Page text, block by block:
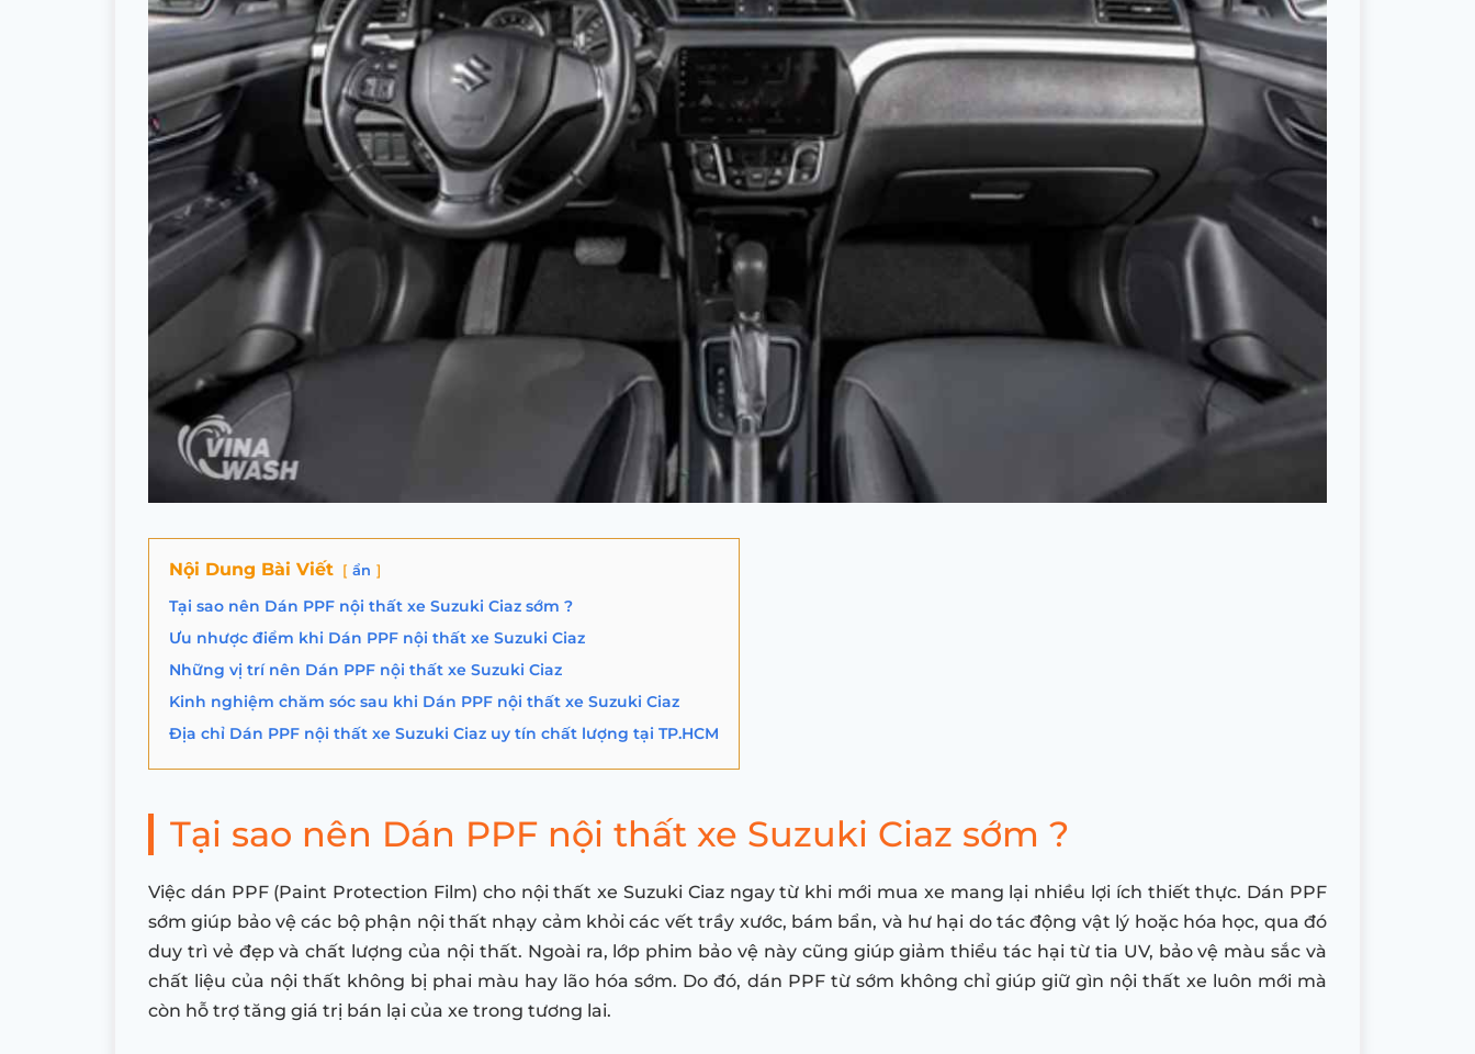
Nội Dung Bài Viết ẩn
Tại sao nên Dán PPF nội thất xe Suzuki Ciaz sớm ?
Ưu nhược điểm khi Dán PPF nội thất xe Suzuki Ciaz
Những vị trí nên Dán PPF nội thất xe Suzuki Ciaz
Kinh nghiệm chăm sóc sau khi Dán PPF nội thất xe Suzuki Ciaz
Địa chỉ Dán PPF nội thất xe Suzuki Ciaz uy tín chất lượng tại TP.HCM
Tại sao nên Dán PPF nội thất xe Suzuki Ciaz sớm ?
Việc dán PPF (Paint Protection Film) cho nội thất xe Suzuki Ciaz ngay từ khi mới mua xe mang lại nhiều lợi ích thiết thực. Dán PPF
sớm giúp bảo vệ các bộ phận nội thất nhạy cảm khỏi các vết trầy xước, bám bẩn, và hư hại do tác động vật lý hoặc hóa học, qua đó
duy trì vẻ đẹp và chất lượng của nội thất. Ngoài ra, lớp phim bảo vệ này cũng giúp giảm thiểu tác hại từ tia UV, bảo vệ màu sắc và
chất liệu của nội thất không bị phai màu hay lão hóa sớm. Do đó, dán PPF từ sớm không chỉ giúp giữ gìn nội thất xe luôn mới mà
còn hỗ trợ tăng giá trị bán lại của xe trong tương lai.